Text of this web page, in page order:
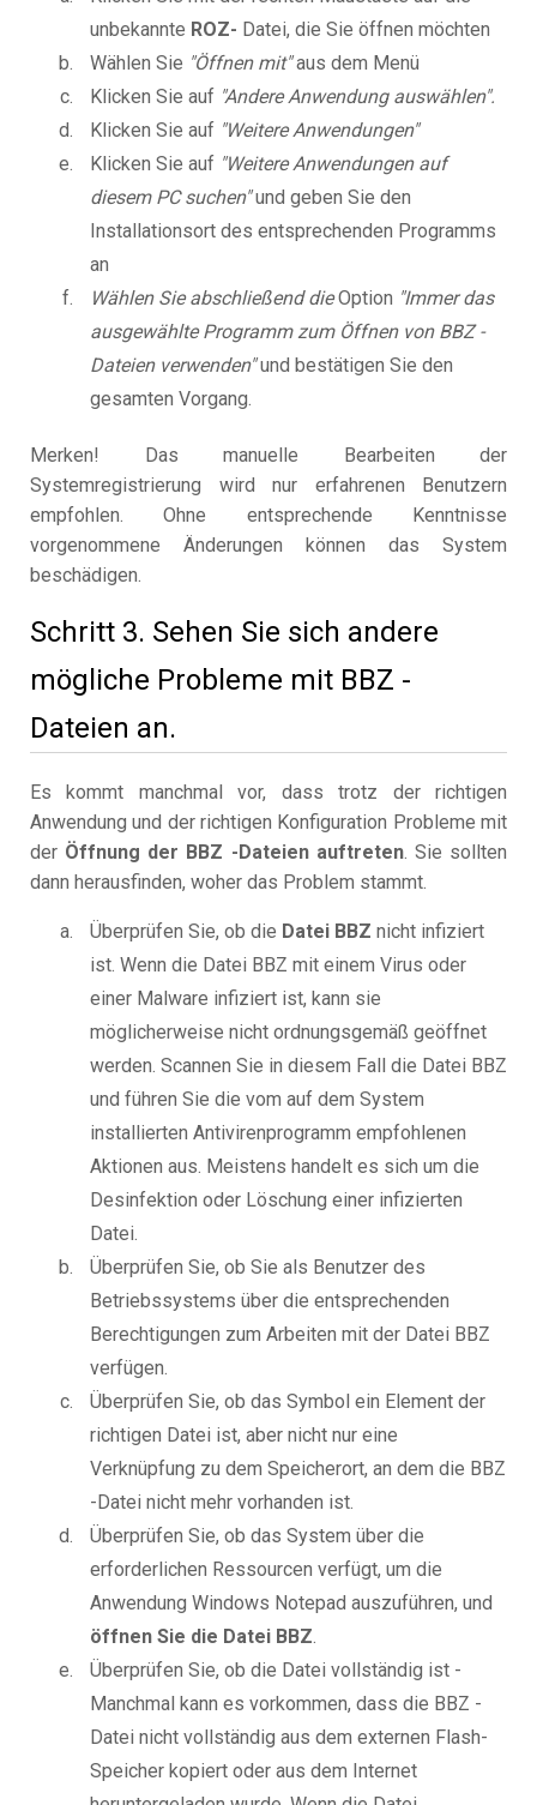
unbekannte ROZ- Datei, die Sie öffnen möchten
Wählen Sie "Öffnen mit"aus dem Menü
Klicken Sie auf "Andere Anwendung auswählen".
Klicken Sie auf "Weitere Anwendungen"
Klicken Sie auf "Weitere Anwendungen auf
diesem PC suchen"und geben Sie den
Installationsort des entsprechenden Programms
an
Wählen Sie abschließend dieOption "Immer das
ausgewählte Programm zum Öffnen von BBZ -
Dateien verwenden"und bestätigen Sie den
gesamten Vorgang.
Merken! Das manuelle Bearbeiten der
Systemregistrierung wird nur erfahrenen Benutzern
empfohlen. Ohne entsprechende Kenntnisse
vorgenommene Änderungen können das System
beschädigen.
Schritt 3. Sehen Sie sich andere
mögliche Probleme mit BBZ -
Dateien an.
Es kommt manchmal vor, dass trotz der richtigen
Anwendung und der richtigen Konfiguration Probleme mit
der Öffnung der BBZ -Dateien auftreten. Sie sollten
dann herausfinden, woher das Problem stammt.
Überprüfen Sie, ob die Datei BBZ nicht infiziert
ist. Wenn die Datei BBZ mit einem Virus oder
einer Malware infiziert ist, kann sie
möglicherweise nicht ordnungsgemäß geöffnet
werden. Scannen Sie in diesem Fall die Datei BBZ
und führen Sie die vom auf dem System
installierten Antivirenprogramm empfohlenen
Aktionen aus. Meistens handelt es sich um die
Desinfektion oder Löschung einer infizierten
Datei.
Überprüfen Sie, ob Sie als Benutzer des
Betriebssystems über die entsprechenden
Berechtigungen zum Arbeiten mit der Datei BBZ
verfügen.
Überprüfen Sie, ob das Symbol ein Element der
richtigen Datei ist, aber nicht nur eine
Verknüpfung zu dem Speicherort, an dem die BBZ
-Datei nicht mehr vorhanden ist.
Überprüfen Sie, ob das System über die
erforderlichen Ressourcen verfügt, um die
Anwendung Windows Notepad auszuführen, und
öffnen Sie die Datei BBZ.
Überprüfen Sie, ob die Datei vollständig ist -
Manchmal kann es vorkommen, dass die BBZ -
Datei nicht vollständig aus dem externen Flash-
Speicher kopiert oder aus dem Internet